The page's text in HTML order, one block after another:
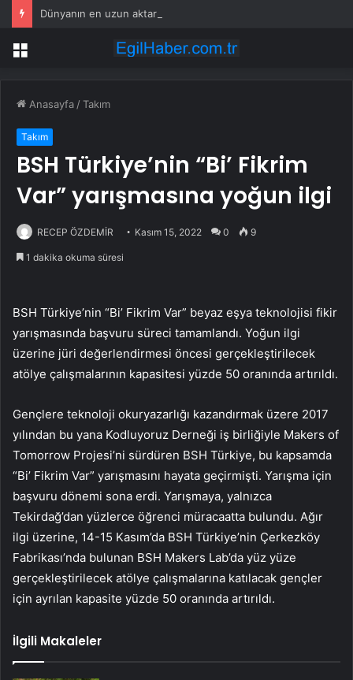
Menü
Anasayfa /Takım
Takım
BSH Türkiye’nin “Bi’ Fikrim
Var” yarışmasına yoğun ilgi
RECEP ÖZDEMİR Kasım 15, 2022 0 9
1 dakika okuma süresi
BSH Türkiye’nin “Bi’ Fikrim Var” beyaz eşya teknolojisi fikir
yarışmasında başvuru süreci tamamlandı. Yoğun ilgi
üzerine jüri değerlendirmesi öncesi gerçekleştirilecek
atölye çalışmalarının kapasitesi yüzde 50 oranında artırıldı.
Gençlere teknoloji okuryazarlığı kazandırmak üzere 2017
yılından bu yana Kodluyoruz Derneği iş birliğiyle Makers of
Tomorrow Projesi’ni sürdüren BSH Türkiye, bu kapsamda
“Bi’ Fikrim Var” yarışmasını hayata geçirmişti. Yarışma için
başvuru dönemi sona erdi. Yarışmaya, yalnızca
Tekirdağ’dan yüzlerce öğrenci müracaatta bulundu. Ağır
ilgi üzerine, 14-15 Kasım’da BSH Türkiye’nin Çerkezköy
Fabrikası’nda bulunan BSH Makers Lab’da yüz yüze
gerçekleştirilecek atölye çalışmalarına katılacak gençler
için ayrılan kapasite yüzde 50 oranında artırıldı.
İlgili Makaleler